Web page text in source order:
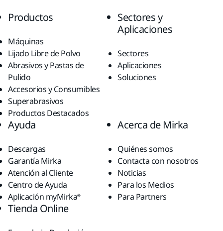
Productos
Máquinas
Lijado Libre de Polvo
Abrasivos y Pastas de
Pulido
Accesorios y Consumibles
Superabrasivos
Productos Destacados
Sectores y
Aplicaciones
Sectores
Aplicaciones
Soluciones
Ayuda
Descargas
Garantía Mirka
Atención al Cliente
Centro de Ayuda
Aplicación myMirka®
Acerca de Mirka
Quiénes somos
Contacta con nosotros
Noticias
Para los Medios
Para Partners
Tienda Online